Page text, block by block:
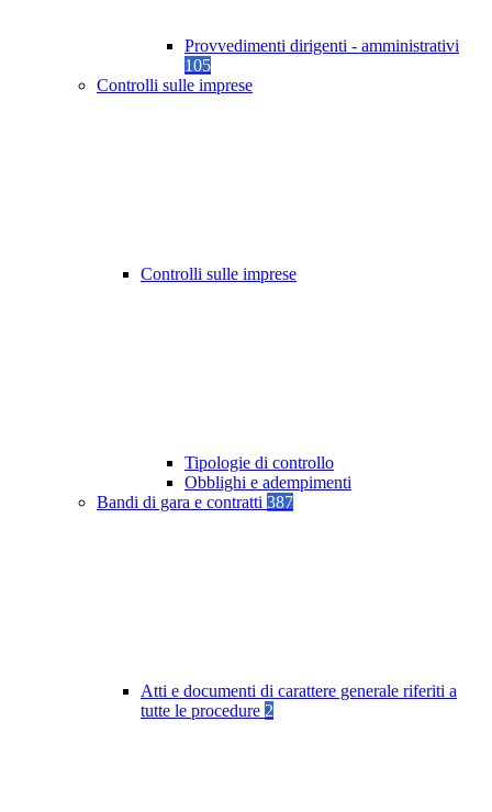
Provvedimenti dirigenti - amministrativi
105
Controlli sulle imprese
Controlli sulle imprese
Tipologie di controllo
Obblighi e adempimenti
Bandi di gara e contratti 387
Atti e documenti di carattere generale riferiti a
tutte le procedure 2